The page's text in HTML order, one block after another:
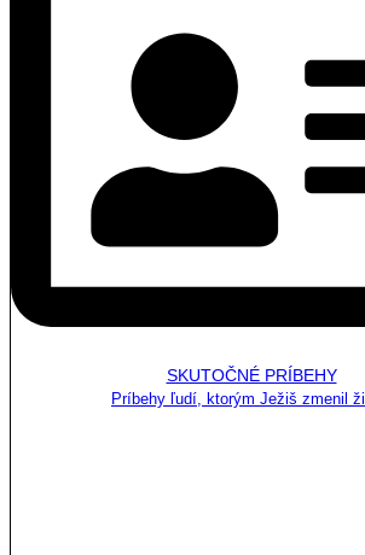
SKUTOČNÉ PRÍBEHY
Príbehy ľudí, ktorým Ježiš zmenil